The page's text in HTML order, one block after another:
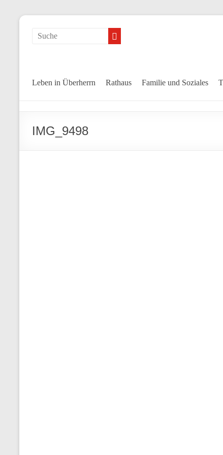
Leben in Überherrn Rathaus Familie und Soziales
IMG_9498